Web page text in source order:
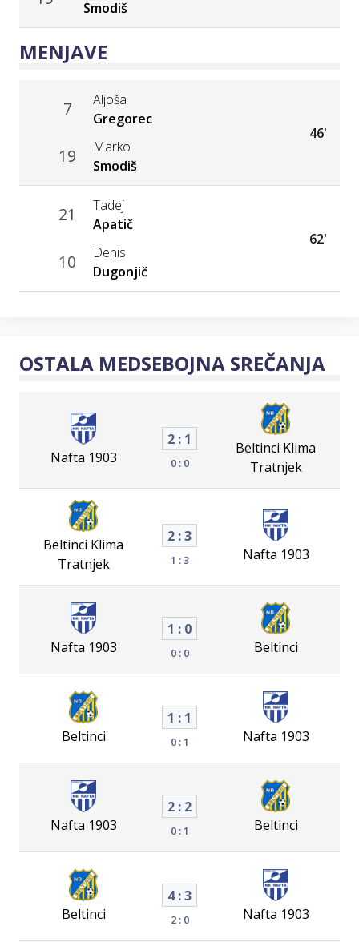
Smodiš
MENJAVE
7
Aljoša
Gregorec
19
Marko
Smodiš
46'
21
Tadej
Apatič
10
Denis
Dugonjič
62'
OSTALA MEDSEBOJNA SREČANJA
Nafta 1903
2 : 1
0 : 0
Beltinci Klima
Tratnjek
Beltinci Klima
Tratnjek
2 : 3
1 : 3 Nafta 1903
Nafta 1903
1 : 0
0 : 0 Beltinci
Beltinci
1 : 1
0 : 1 Nafta 1903
Nafta 1903
2 : 2
0 : 1 Beltinci
Beltinci
4 : 3
2 : 0 Nafta 1903